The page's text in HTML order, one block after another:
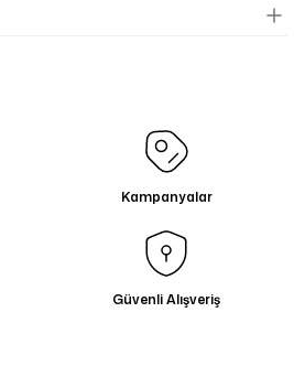
Kampanyalar
Güvenli Alışveriş